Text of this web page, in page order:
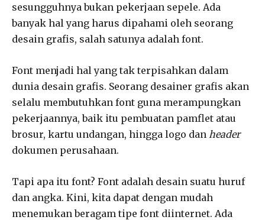
sesungguhnya bukan pekerjaan sepele. Ada
banyak hal yang harus dipahami oleh seorang
desain grafis, salah satunya adalah font.
Font menjadi hal yang tak terpisahkan dalam
dunia desain grafis. Seorang desainer grafis akan
selalu membutuhkan font guna merampungkan
pekerjaannya, baik itu pembuatan pamflet atau
brosur, kartu undangan, hingga logo dan header
dokumen perusahaan.
Tapi apa itu font? Font adalah desain suatu huruf
dan angka. Kini, kita dapat dengan mudah
menemukan beragam tipe font diinternet. Ada